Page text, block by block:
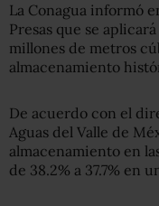
La Conagua informó
Presas que se
millones de metros
almacenamiento
De acuerdo con el
Aguas del Valle de
almacenamiento en
de 38.2% a 37.7% en